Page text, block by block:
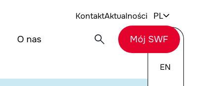
KontaktAktualności PL
DE
EN
O nas Mój SWF